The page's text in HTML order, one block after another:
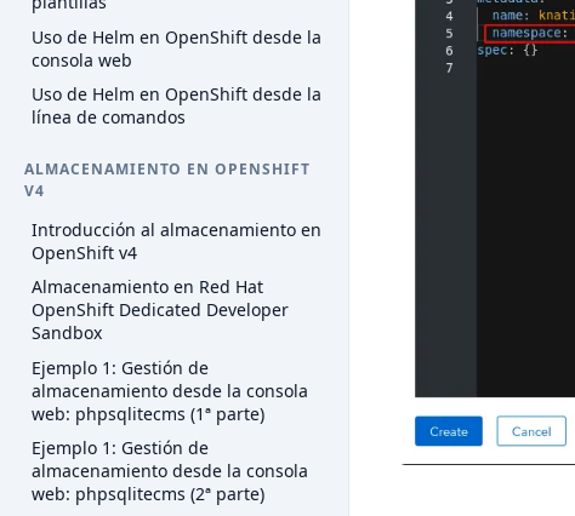
Uso de Helm en OpenShift desde la
consola web
Uso de Helm en OpenShift desde la
línea de comandos
ALMACENAMIENTO EN OPENSHIFT
V4
Introducción al almacenamiento en
OpenShift v4
Almacenamiento en Red Hat
OpenShift Dedicated Developer
Sandbox
Ejemplo 1: Gestión de
almacenamiento desde la consola
web: phpsqlitecms (1ª parte)
Ejemplo 1: Gestión de
almacenamiento desde la consola
web: phpsqlitecms (2ª parte)